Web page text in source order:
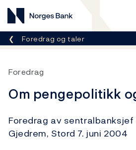
Norges Bank
Her er du nå:
Foredrag og taler
Foredrag
Om pengepolitikk
Foredrag av sentralbanksjef
Gjedrem, Stord 7. juni 2004